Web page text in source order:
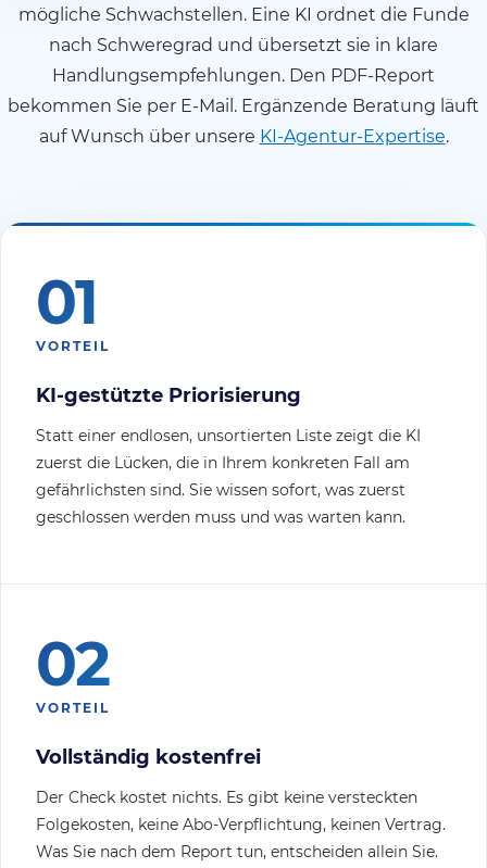
mögliche Schwachstellen. Eine KI ordnet die Funde
nach Schweregrad und übersetzt sie in klare
Handlungsempfehlungen. Den PDF-Report
bekommen Sie per E-Mail. Ergänzende Beratung läuft
auf Wunsch über unsere KI-Agentur-Expertise.
01
VORTEIL
KI-gestützte Priorisierung
Statt einer endlosen, unsortierten Liste zeigt die KI
zuerst die Lücken, die in Ihrem konkreten Fall am
gefährlichsten sind. Sie wissen sofort, was zuerst
geschlossen werden muss und was warten kann.
02
VORTEIL
Vollständig kostenfrei
Der Check kostet nichts. Es gibt keine versteckten
Folgekosten, keine Abo-Verpflichtung, keinen Vertrag.
Was Sie nach dem Report tun, entscheiden allein Sie.